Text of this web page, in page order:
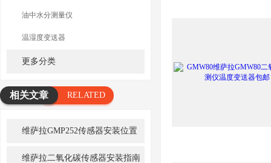
油中水分测量仪
温湿度变送器
更多分类
相关文章
RELATED
维萨拉GMP252传感器安装位置
选择（核心要点）
维萨拉二氧化碳传感器安装指南